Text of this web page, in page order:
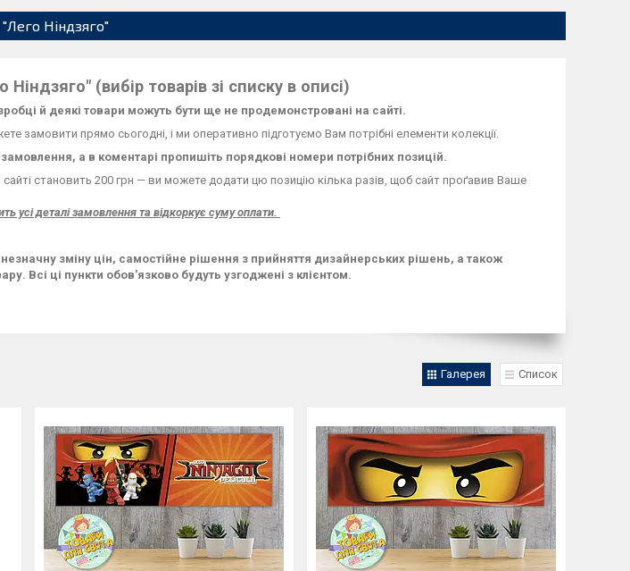
Ніндзяго"
Ніндзяго" (вибір товарів зі списку в описі)
й деякі товари можуть бути ще не продемонстровані на сайті.
замовити прямо сьогодні, і ми оперативно підготуємо Вам потрібні елементи колекції.
а в коментарі пропишіть порядкові номери потрібних позицій.
сайті становить 200 грн — ви можете додати цю позицію кілька разів, щоб сайт проґавив Ваше
деталі замовлення та відкоркує суму оплати.
зміну цін, самостійне рішення з прийняття дизайнерських рішень, а також
Всі ці пункти обов'язково будуть узгоджені з клієнтом.
Галерея Список